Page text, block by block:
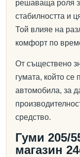
решаваща роля
стабилността и
Той влияе на
комфорт по
От съществено
гумата, който се
автомобила, за
средство.
Гуми 205/
магазин